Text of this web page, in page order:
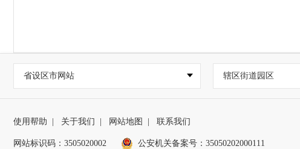
省设区市网站 辖区街道园区
使用帮助 | 关于我们 | 网站地图 | 联系我们
网站标识码：3505020002 公安机关备案号：35050202000111